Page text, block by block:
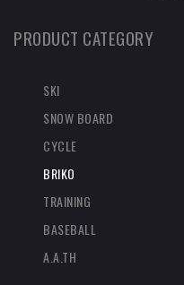
PRODUCT CATEGORY
SKI
SNOW BOARD
CYCLE
BRIKO
TRAINING
BASEBALL
A.A.TH